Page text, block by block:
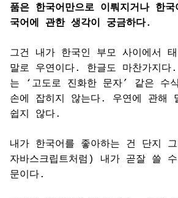
품은 한국어만으로 이뤄지거나 한
국어에 관한 생각이 궁금하다.
그건 내가 한국인 부모 사이에서
말로 우연이다. 한글도 마찬가지다
는 ‘고도로 진화한 문자’ 같은 수
손에 잡히지 않는다. 우연에 관해
쉽지 않다.
내가 한국어를 좋아하는 건 단지
자바스크립트처럼) 내가 곧잘 쓸
문이다.